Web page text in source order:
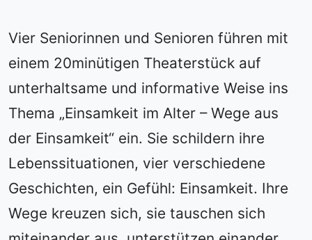
Vier Seniorinnen und Senioren führen mit
einem 20minütigen Theaterstück auf
unterhaltsame und informative Weise ins
Thema „Einsamkeit im Alter – Wege aus
der Einsamkeit“ ein. Sie schildern ihre
Lebenssituationen, vier verschiedene
Geschichten, ein Gefühl: Einsamkeit. Ihre
Wege kreuzen sich, sie tauschen sich